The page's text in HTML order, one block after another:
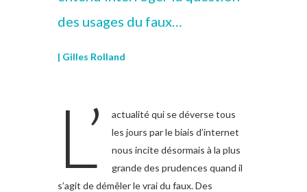
des usages du faux…
| Gilles Rolland
L’
actualité qui se déverse tous
les jours par le biais d’internet
nous incite désormais à la plus
grande des prudences quand il
s’agit de démêler le vrai du faux. Des